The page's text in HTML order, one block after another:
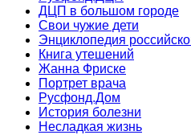
ДЦП в большом городе
Свои чужие дети
Энциклопедия
Книга утешений
Жанна Фриске
Портрет врача
Русфонд.Дом
История болезни
Несладкая жизнь